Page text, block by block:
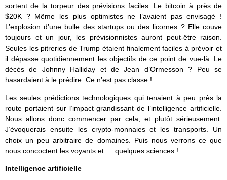
sortent de la torpeur des prévisions faciles. Le bitcoin à près de
$20K ? Même les plus optimistes ne l’avaient pas envisagé !
L’explosion d’une bulle des startups ou des licornes ? Elle couve
toujours et un jour, les prévisionnistes auront peut-être raison.
Seules les pitreries de Trump étaient finalement faciles à prévoir et
il dépasse quotidiennement les objectifs de ce point de vue-là. Le
décès de Johnny Halliday et de Jean d’Ormesson ? Peu se
hasardaient à le prédire. Ce n’est pas classe !
Les seules prédictions technologiques qui tenaient à peu près la
route portaient sur l’impact grandissant de l’intelligence artificielle.
Nous allons donc commencer par cela, et plutôt sérieusement.
J’évoquerais ensuite les crypto-monnaies et les transports. Un
choix un peu arbitraire de domaines. Puis nous verrons ce que
nous concoctent les voyants et … quelques sciences !
Intelligence artificielle